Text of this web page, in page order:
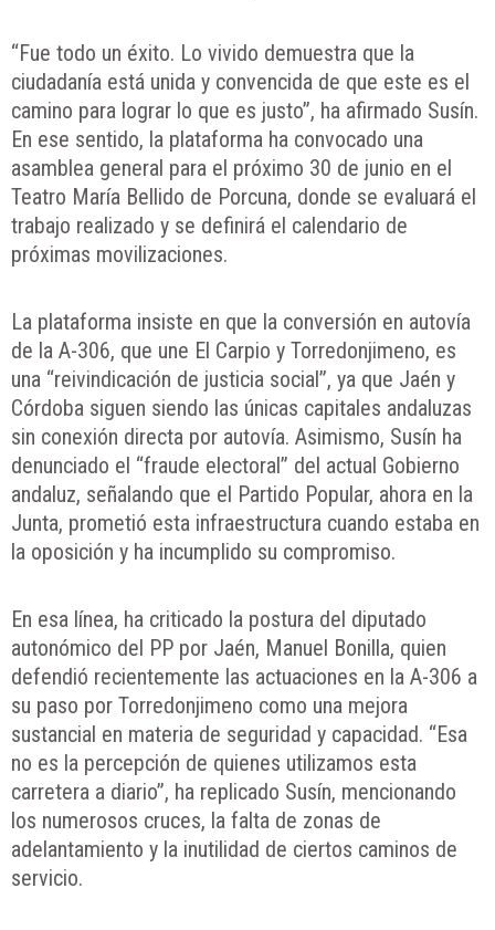
“Fue todo un éxito. Lo vivido demuestra que la
ciudadanía está unida y convencida de que este es el
camino para lograr lo que es justo”, ha afirmado Susín.
En ese sentido, la plataforma ha convocado una
asamblea general para el próximo 30 de junio en el
Teatro María Bellido de Porcuna, donde se evaluará el
trabajo realizado y se definirá el calendario de
próximas movilizaciones.
La plataforma insiste en que la conversión en autovía
de la A-306, que une El Carpio y Torredonjimeno, es
una “reivindicación de justicia social”, ya que Jaén y
Córdoba siguen siendo las únicas capitales andaluzas
sin conexión directa por autovía. Asimismo, Susín ha
denunciado el “fraude electoral” del actual Gobierno
andaluz, señalando que el Partido Popular, ahora en la
Junta, prometió esta infraestructura cuando estaba en
la oposición y ha incumplido su compromiso.
En esa línea, ha criticado la postura del diputado
autonómico del PP por Jaén, Manuel Bonilla, quien
defendió recientemente las actuaciones en la A-306 a
su paso por Torredonjimeno como una mejora
sustancial en materia de seguridad y capacidad. “Esa
no es la percepción de quienes utilizamos esta
carretera a diario”, ha replicado Susín, mencionando
los numerosos cruces, la falta de zonas de
adelantamiento y la inutilidad de ciertos caminos de
servicio.